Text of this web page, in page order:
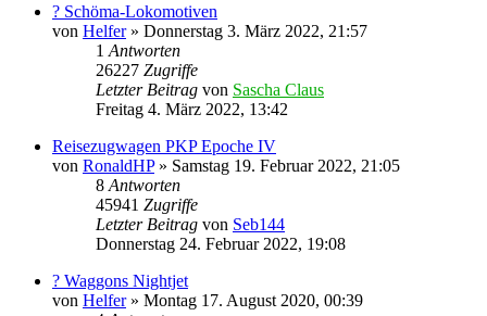
? Schöma-Lokomotiven
von Helfer» Donnerstag 3. März 2022, 21:57
1 Antworten
26227 Zugriffe
Letzter Beitrag von Sascha Claus
Freitag 4. März 2022, 13:42
Reisezugwagen PKP Epoche IV
von RonaldHP» Samstag 19. Februar 2022, 21:05
8 Antworten
45941 Zugriffe
Letzter Beitrag von Seb144
Donnerstag 24. Februar 2022, 19:08
? Waggons Nightjet
von Helfer» Montag 17. August 2020, 00:39